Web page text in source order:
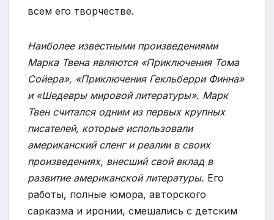
всем его творчестве.
Наиболее известными произведениями
Марка Твена являются «Приключения Тома
Сойера», «Приключения Гекльберри Финна»
и «Шедевры мировой литературы». Марк
Твен считался одним из первых крупных
писателей, которые использовали
американский сленг и реалии в своих
произведениях, внесший свой вклад в
развитие американской литературы. Его
работы, полные юмора, авторского
сарказма и иронии, смешались с детским